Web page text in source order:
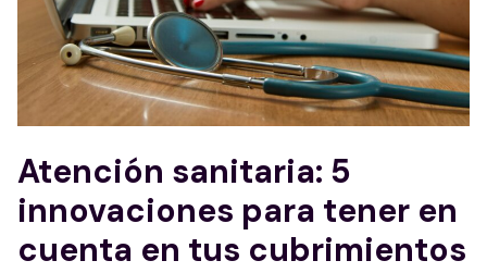
Atención sanitaria: 5
innovaciones para tener en
cuenta en tus cubrimientos